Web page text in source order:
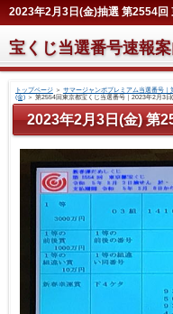
2023年2月3日(金)抽選 第2554回
宝くじ当選番号速報
トップページ＞ サマージャンボプレミアム当選番号｜
(金)＞ 第2554回東京都宝くじ当選番号｜2023年2月3日
2023年2月3日(金) 第